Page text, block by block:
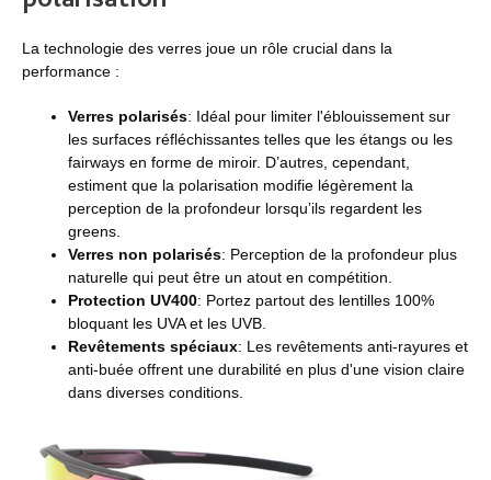
La technologie des verres joue un rôle crucial dans la
performance :
Verres polarisés: Idéal pour limiter l'éblouissement sur
les surfaces réfléchissantes telles que les étangs ou les
fairways en forme de miroir. D’autres, cependant,
estiment que la polarisation modifie légèrement la
perception de la profondeur lorsqu’ils regardent les
greens.
Verres non polarisés: Perception de la profondeur plus
naturelle qui peut être un atout en compétition.
Protection UV400: Portez partout des lentilles 100%
bloquant les UVA et les UVB.
Revêtements spéciaux: Les revêtements anti-rayures et
anti-buée offrent une durabilité en plus d'une vision claire
dans diverses conditions.